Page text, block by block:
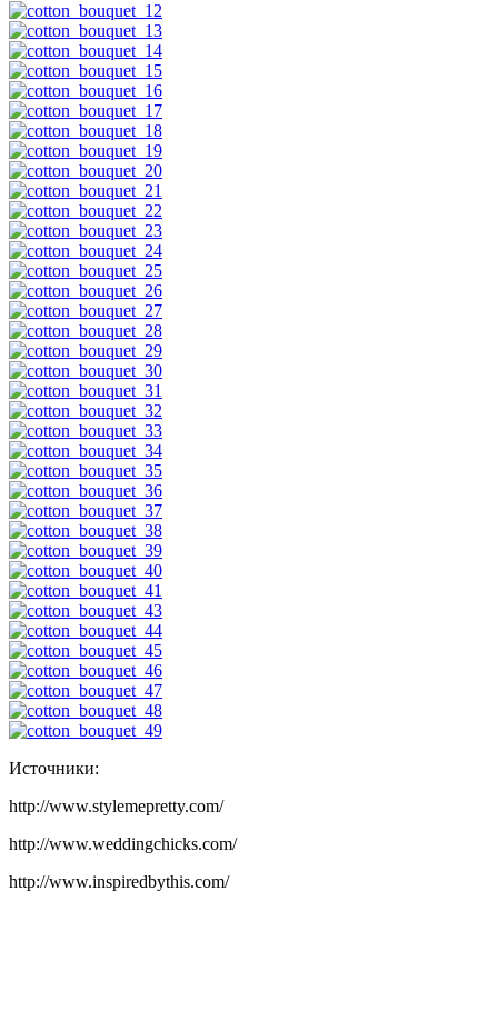
Источники:
http://www.stylemepretty.com/
http://www.weddingchicks.com/
http://www.inspiredbythis.com/